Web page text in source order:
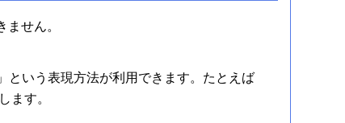
せん。
という表現方法が利用できます。たとえば
ます。